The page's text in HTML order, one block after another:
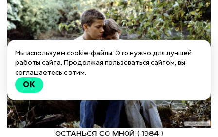
Останься со мной ( 1984 )
Мы используем cookie-файлы. Это нужно для лучшей
работы сайта. Продолжая пользоваться сайтом, вы
соглашаетесь с этим.
OK